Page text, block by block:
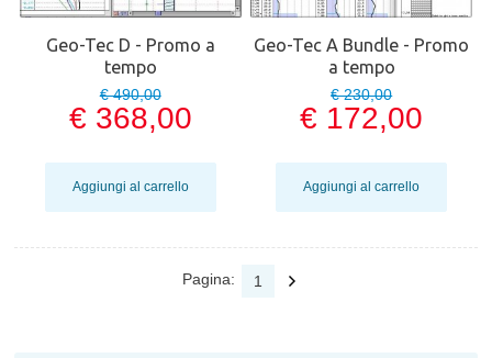
Geo-Tec D - Promo a
tempo
€ 490,00
€ 368,00
Aggiungi al carrello
Geo-Tec A Bundle - Promo
a tempo
€ 230,00
€ 172,00
Aggiungi al carrello
Pagina: 1